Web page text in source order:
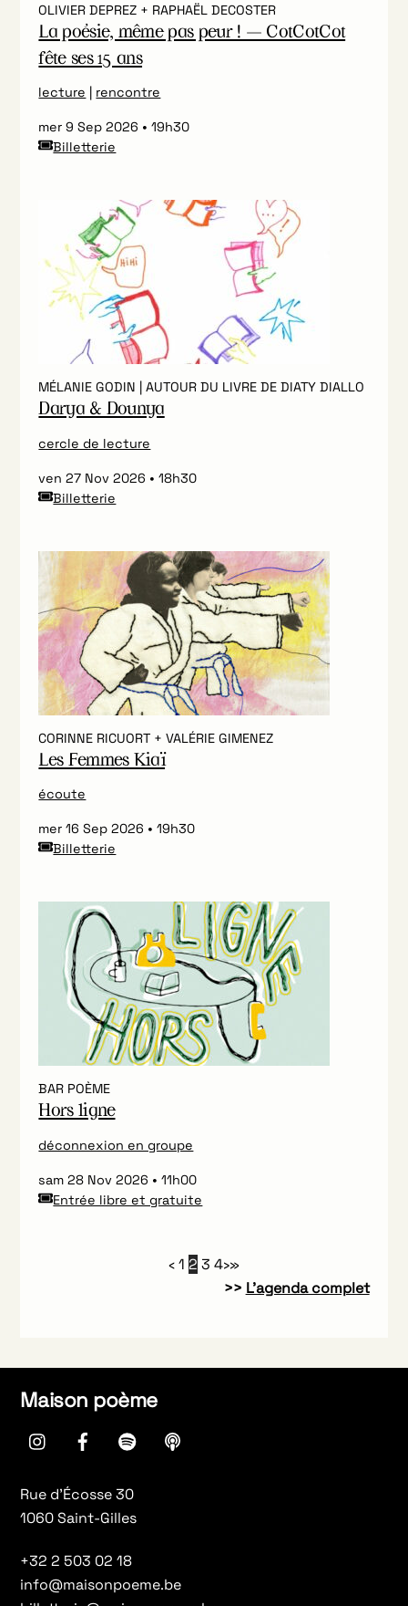
OLIVIER DEPREZ + RAPHAËL DECOSTER
La poésie, même pas peur ! — CotCotCot
fête ses 15 ans
lecture | rencontre
mer 9 Sep 2026
19h30
Billetterie
MÉLANIE GODIN | AUTOUR DU LIVRE DE DIATY DIALLO
Darya & Dounya
cercle de lecture
ven 27 Nov 2026
18h30
Billetterie
CORINNE RICUORT + VALÉRIE GIMENEZ
Les Femmes Kiaï
écoute
mer 16 Sep 2026
19h30
Billetterie
BAR POÈME
Hors ligne
déconnexion en groupe
sam 28 Nov 2026
11h00
Entrée libre et gratuite
‹1 2 3 4›»
>> L’agenda complet
Maison poème
instagramFacebookspotify
Rue d’Écosse 30
1060 Saint-Gilles
+32 2 503 02 18
info@maisonpoeme.be